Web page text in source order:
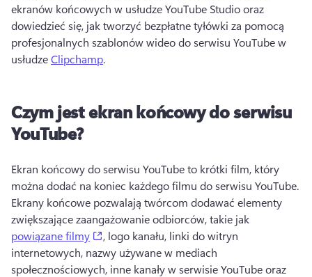
ekranów końcowych w usłudze YouTube Studio oraz
dowiedzieć się, jak tworzyć bezpłatne tyłówki za pomocą
profesjonalnych szablonów wideo do serwisu YouTube w
usłudze Clipchamp.
Czym jest ekran końcowy do serwisu
YouTube?
Ekran końcowy do serwisu YouTube to krótki film, który
Ekrany końcowe pozwalają twórcom dodawać elementy
zwiększające zaangażowanie odbiorców, takie jak
powiązane filmy
(opens in a new tab)
, logo kanału, linki do witryn
internetowych, nazwy używane w mediach
społecznościowych, inne kanały w serwisie YouTube oraz